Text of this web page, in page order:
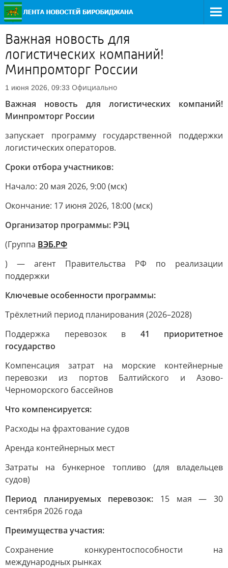
Важная новость для
логистических компаний!
Минпромторг России
1 июня 2026, 09:33 Официально
Важная новость для логистических компаний!
Минпромторг России
запускает программу государственной поддержки
логистических операторов.
Сроки отбора участников:
Начало: 20 мая 2026, 9:00 (мск)
Окончание: 17 июня 2026, 18:00 (мск)
Организатор программы: РЭЦ
(Группа ВЭБ.РФ
) — агент Правительства РФ по реализации
поддержки
Ключевые особенности программы:
Трёхлетний период планирования (2026–2028)
Поддержка перевозок в 41 приоритетное
государство
Компенсация затрат на морские контейнерные
перевозки из портов Балтийского и Азово-
Черноморского бассейнов
Что компенсируется:
Расходы на фрахтование судов
Аренда контейнерных мест
Затраты на бункерное топливо (для владельцев
судов)
Период планируемых перевозок: 15 мая — 30
сентября 2026 года
Преимущества участия:
Сохранение конкурентоспособности на
международных рынках